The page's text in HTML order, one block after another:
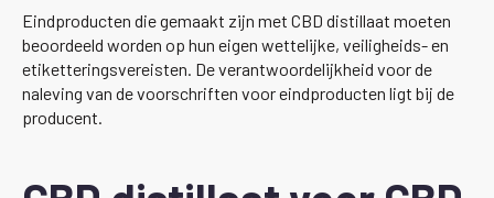
Eindproducten die gemaakt zijn met CBD distillaat moeten
beoordeeld worden op hun eigen wettelijke, veiligheids- en
etiketteringsvereisten. De verantwoordelijkheid voor de
naleving van de voorschriften voor eindproducten ligt bij de
producent.